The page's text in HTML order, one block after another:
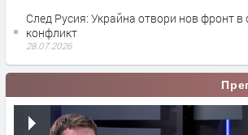
След Русия: Украйна отвори нов фронт в
конфликт
28.07.2026